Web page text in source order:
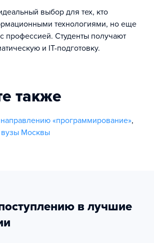
выбор для тех, кто
технологиями, но еще
профессией. Студенты получают
и IT-подготовку.
также
«программирование»,
вузы Москвы
в лучшие